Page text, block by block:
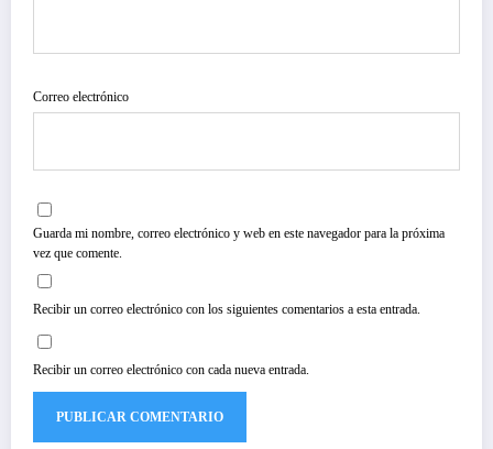
Correo electrónico
Guarda mi nombre, correo electrónico y web en este navegador para la próxima
vez que comente.
Recibir un correo electrónico con los siguientes comentarios a esta entrada.
Recibir un correo electrónico con cada nueva entrada.